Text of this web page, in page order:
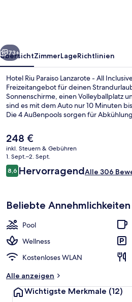
Inclusive
Weiter
73+
ÜbersichtZimmerLageRichtlinien
Hotel Riu Paraiso Lanzarote - All
Freizeitangebot für deinen
Sonnenschirme, einen Volleyballplatz
sind es mit dem Auto nur 10 Minuten
Die 4 Außenpools sorgen für
lassen. Los Pocillos, eins von 3
Mittagessen und Abendessen
bietet diese Unterkunft mit All-
Bars/Lounges, einen Nachtclub und
Andere Reisende mögen den
Der
aktuelle
Preis
beträgt
248 €.
248 €
inkl. Steuern & Gebühren
1. Sept.–2. Sept.
Bewertungen
8,68,6 von 10.
HervorragendAlle 306
Beliebte Annehmlichkeiten
Pool
Wellness
Kostenloses WLAN
Alle anzeigen
Wichtigste Merkmale (12)